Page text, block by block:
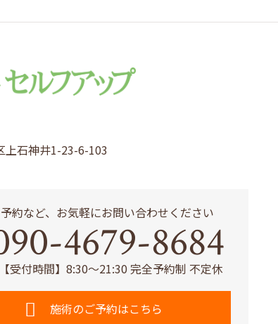
上石神井1-23-6-103
約など、お気軽にお問い合わせください
4679-8684
【受付時間】8:30～21:30 完全予約制 不定休
施術のご予約はこちら